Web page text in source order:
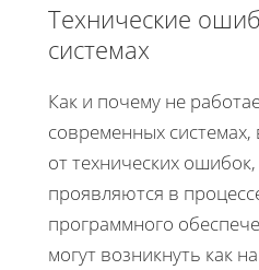
Технические
системах
Как и почему не
современных
от технических
проявляются в
программного
могут возникнуть как